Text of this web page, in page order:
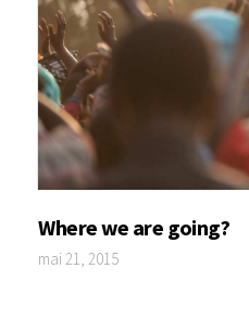
Where we are going?
mai 21, 2015